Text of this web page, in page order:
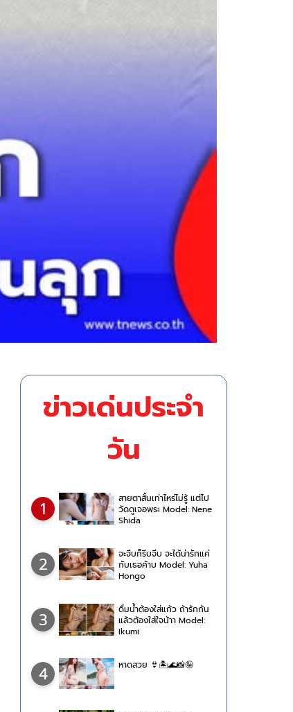
ข่าวเด่นประจำ
วัน
1
สายตาสั้นเท่าไหร่ไม่รู้ แต่ไป
วัดดูเจอพระ Model: Nene
Shida
2
จะจีบก็รีบจีบ จะได้น่ารักแค่
กับเธอค้าบ Model: Yuha
Hongo
3
ดื่มน้ำต้องใส่แก้ว ถ้ารักกัน
แล้วต้องใส่ใจน้าา Model:
Ikumi
4 หาดสวย 👙🏝🌊📸🤪